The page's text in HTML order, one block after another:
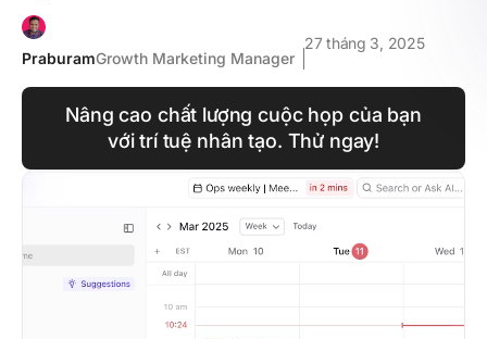
PraburamGrowth Marketing Manager
27 tháng 3, 2025
Nâng cao chất lượng cuộc họp của bạn
với trí tuệ nhân tạo. Thử ngay!